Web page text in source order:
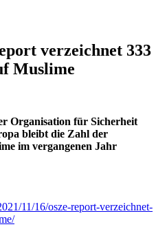
verzeichnet 333
Muslime
Organisation für Sicherheit
bleibt die Zahl der
im vergangenen Jahr
11/16/osze-report-verzeichnet-